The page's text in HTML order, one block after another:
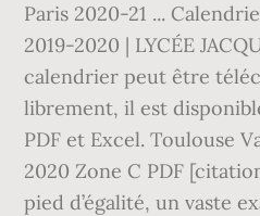
Paris 2020-21 ...
2019-2020 | LYCÉE
calendrier peut être
librement, il est
PDF et Excel. Toulouse
2020 Zone C PDF
pied d’égalité, un vaste